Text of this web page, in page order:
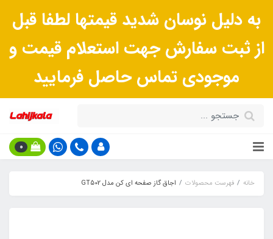
به دلیل نوسان شدید قیمتها لطفا قبل
از ثبت سفارش جهت استعلام قیمت و
موجودی تماس حاصل فرمایید
0
خانه فهرست محصولات اجاق گاز صفحه ای کن مدل GT502